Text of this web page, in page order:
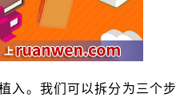
入。我们可以拆分为三个步